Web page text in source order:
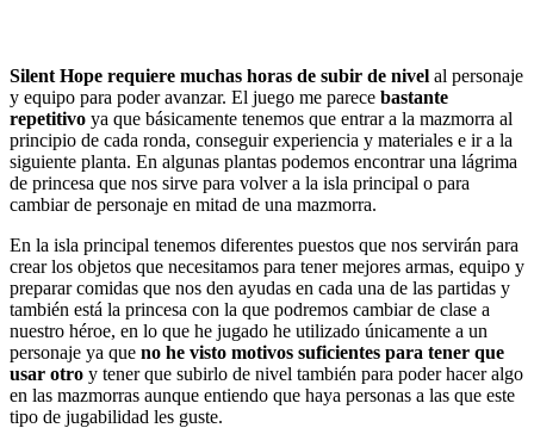
Silent Hope requiere muchas horas de subir de nivel al personaje
y equipo para poder avanzar. El juego me parece bastante
repetitivo ya que básicamente tenemos que entrar a la mazmorra al
principio de cada ronda, conseguir experiencia y materiales e ir a la
siguiente planta. En algunas plantas podemos encontrar una lágrima
de princesa que nos sirve para volver a la isla principal o para
cambiar de personaje en mitad de una mazmorra.
En la isla principal tenemos diferentes puestos que nos servirán para
crear los objetos que necesitamos para tener mejores armas, equipo y
preparar comidas que nos den ayudas en cada una de las partidas y
también está la princesa con la que podremos cambiar de clase a
nuestro héroe, en lo que he jugado he utilizado únicamente a un
personaje ya que no he visto motivos suficientes para tener que
usar otro y tener que subirlo de nivel también para poder hacer algo
en las mazmorras aunque entiendo que haya personas a las que este
tipo de jugabilidad les guste.